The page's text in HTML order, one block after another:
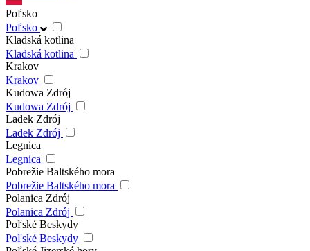
Poľsko
Poľsko
Kladská kotlina
Kladská kotlina
Krakov
Krakov
Kudowa Zdrój
Kudowa Zdrój
Ladek Zdrój
Ladek Zdrój
Legnica
Legnica
Pobrežie Baltského mora
Pobrežie Baltského mora
Polanica Zdrój
Polanica Zdrój
Poľské Beskydy
Poľské Beskydy